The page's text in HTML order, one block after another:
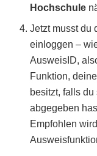
Hochschule
Jetzt musst du
einloggen –
AusweisID,
Funktion,
besitzt, falls
abgegeben
Empfohlen